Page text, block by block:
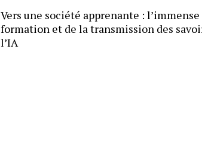
Vers une société apprenante :
formation et de la transmission des
l’IA